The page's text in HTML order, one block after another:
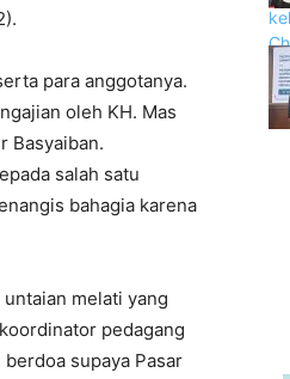
para anggotanya.
oleh KH. Mas
Basyaiban.
salah satu
bahagia karena
melati yang
pedagang
supaya Pasar